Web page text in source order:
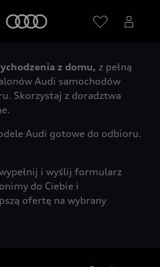
Partnera Audi
z domu, z pełną
Audi samochodów
Skorzystaj z doradztwa
Audi gotowe do odbioru.
i wyślij formularz
do Ciebie i
ofertę na wybrany